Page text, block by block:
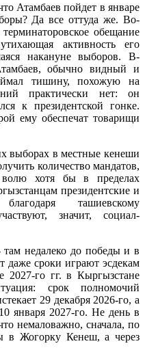
Атамбаев пойдет в январе
Да все оттуда же. Во-
обещание
активность его
накануне выборов. В-
обычно видный и
тишину, похожую на
практически нет: он
к президентской гонке.
ему обеспечат товарищи
выборах в местные кенеши
количество мандатов,
волю хотя бы в пределах
президентские и
ташиевскому
значит, социал-
недалеко до победы и в
сроки играют эсдекам
2027-го гг. в Кыргызстане
срок полномочий
29 декабря 2026-го, а
января 2027-го. Не день в
немаловажно, сначала, по
в Жогорку Кенеш, а через